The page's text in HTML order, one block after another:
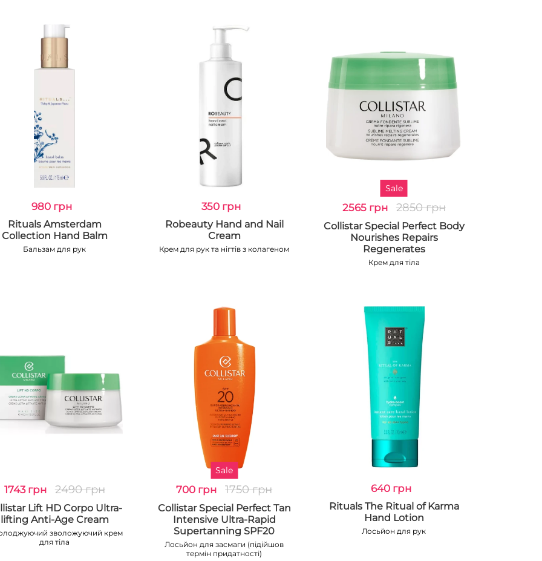
980 грн
Rituals Amsterdam
Collection Hand Balm
Бальзам для рук
350 грн
Robeauty Hand and Nail
Cream
Крем для рук та нігтів з колагеном
Sale
2565 грн 2850 грн
Collistar Special Perfect Body
Nourishes Repairs
Regenerates
Крем для тіла
1743 грн 2490 грн
Lift HD Corpo Ultra-
lifting Anti-Age Cream
зволожуючий крем
для тіла
Sale
700 грн 1750 грн
Collistar Special Perfect Tan
Intensive Ultra-Rapid
Supertanning SPF20
Лосьйон для засмаги (підійшов
термін придатності)
640 грн
Rituals The Ritual of Karma
Hand Lotion
Лосьйон для рук